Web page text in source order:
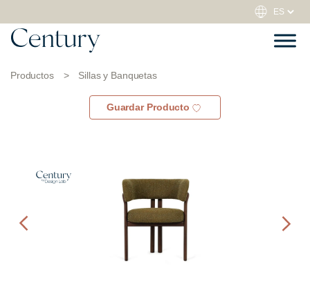
Productos > Sillas y Banquetas
Guardar Producto